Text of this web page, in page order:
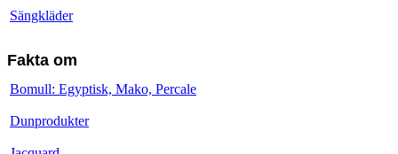
Sängkläder
Fakta om
Bomull: Egyptisk, Mako, Percale
Dunprodukter